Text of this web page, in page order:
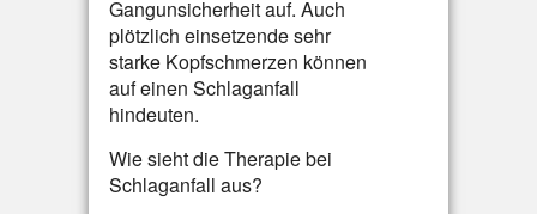
Gangunsicherheit auf. Auch
plötzlich einsetzende sehr
starke Kopfschmerzen können
auf einen Schlaganfall
hindeuten.
Wie sieht die Therapie bei
Schlaganfall aus?